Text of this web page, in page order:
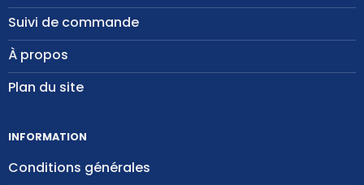
Suivi de commande
À propos
Plan du site
INFORMATION
Conditions générales